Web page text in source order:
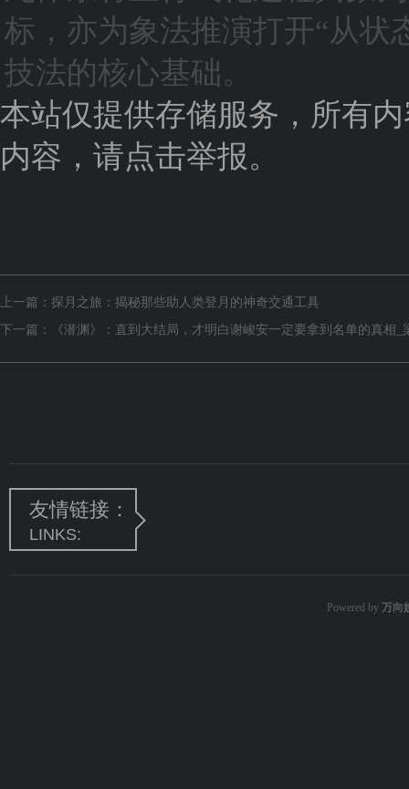
标，亦为象法推演打开“从状
技法的核心基础。
本站仅提供存储服务，所有
内容，请点击举报。
上一篇： 探月之旅：揭秘那些助人类登月的神奇交通工具
下一篇：
《潜渊》：直到大结局，才明白谢峻安一定要拿到名单的真相_
友情链接：
LINKS:
Powered by 万向